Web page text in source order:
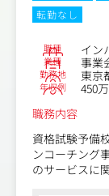
転勤なし
職種 イン
業種 事業
勤務地 東京
年収例
450
職務内容
資格試験予備
ンコーチング
のサービスに